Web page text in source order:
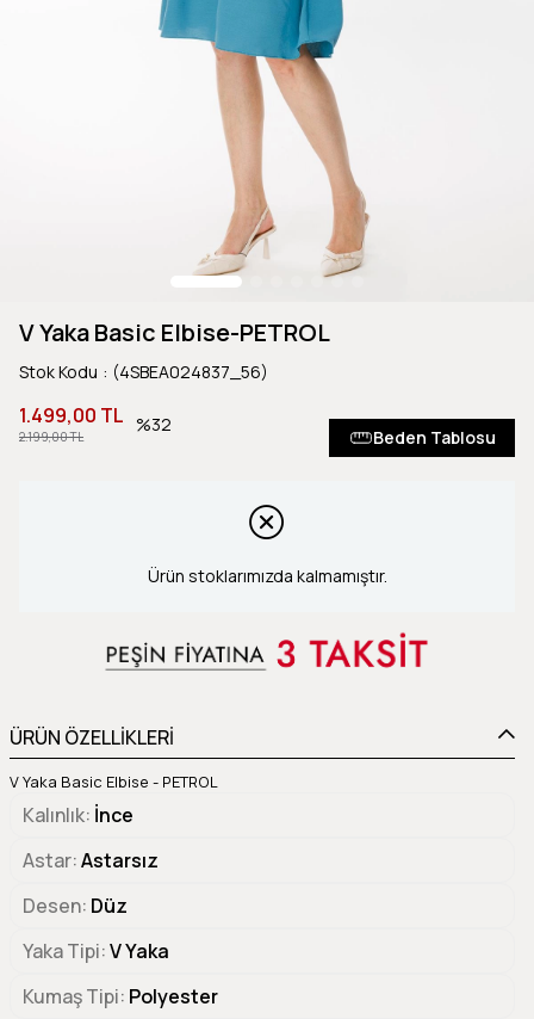
V Yaka Basic Elbise-PETROL
Stok Kodu (4SBEA024837_56)
2.199,00 TL
1.499,00 TL 32
Beden Tablosu
Ürün stoklarımızda kalmamıştır.
ÜRÜN ÖZELLİKLERİ
V Yaka Basic Elbise - PETROL
Kalınlık İnce
Astar Astarsız
Desen Düz
Yaka Tipi V Yaka
Kumaş Tipi Polyester